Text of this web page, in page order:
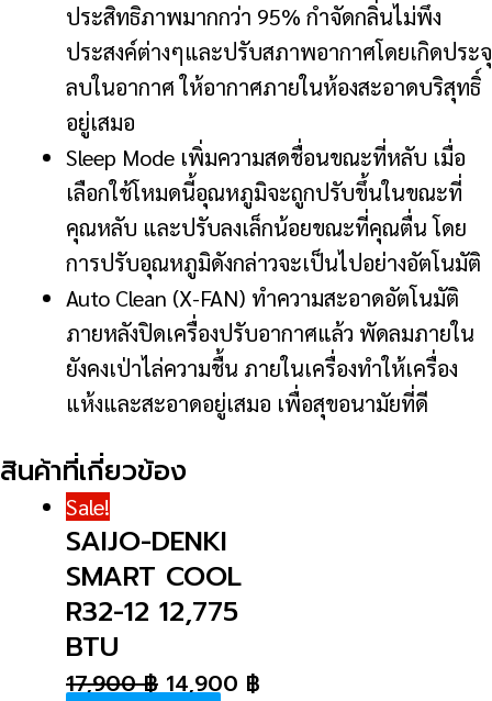
ประสิทธิภาพมากกว่า 95% กำจัดกลิ่นไม่พึง
ประสงค์ต่างๆและปรับสภาพอากาศโดยเกิดประจุ
ลบในอากาศ ให้อากาศภายในห้องสะอาดบริสุทธิ์
อยู่เสมอ
Sleep Mode เพิ่มความสดชื่อนขณะที่หลับ เมื่อ
เลือกใช้โหมดนี้อุณหภูมิจะถูกปรับขึ้นในขณะที่
คุณหลับ และปรับลงเล็กน้อยขณะที่คุณตื่น โดย
การปรับอุณหภูมิดังกล่าวจะเป็นไปอย่างอัตโนมัติ
Auto Clean (X-FAN) ทำความสะอาดอัตโนมัติ
ภายหลังปิดเครื่องปรับอากาศแล้ว พัดลมภายใน
ยังคงเป่าไล่ความชื้น ภายในเครื่องทำให้เครื่อง
แห้งและสะอาดอยู่เสมอ เพื่อสุขอนามัยที่ดี
สินค้าที่เกี่ยวข้อง
Sale!
SAIJO-DENKI
SMART COOL
R32-12 12,775
BTU
17,900฿ 14,900 ฿